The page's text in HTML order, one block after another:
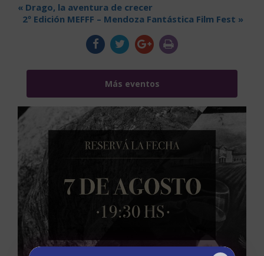
« Drago, la aventura de crecer
2º Edición MEFFF – Mendoza Fantástica Film Fest »
Más eventos